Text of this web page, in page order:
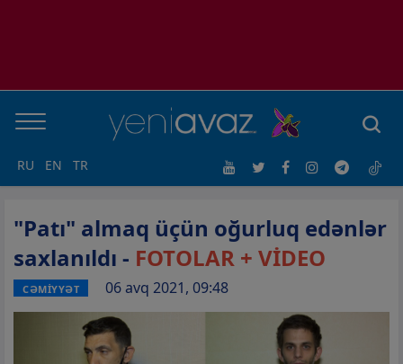
RU EN TR
"Patı" almaq üçün oğurluq edənlər
saxlanıldı - FOTOLAR + VİDEO
CƏMİYYƏT 06 avq 2021, 09:48